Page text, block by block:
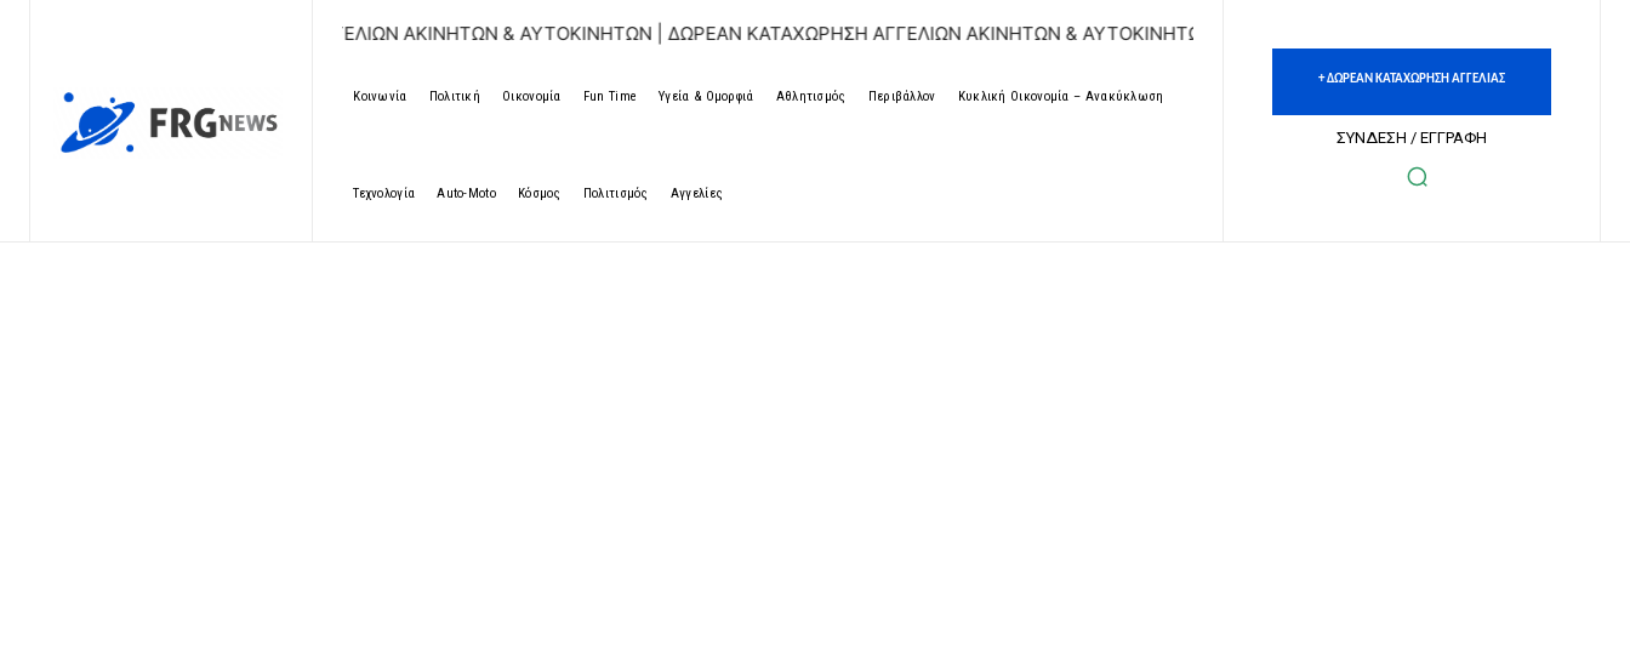
ΚΑΤΑΧΩΡΗΣΗ ΑΓΓΕΛΙΩΝ ΑΚΙΝΗΤΩΝ & ΑΥΤΟΚΙΝΗΤΩΝ | ΔΩΡΕΑΝ ΚΑΤΑΧΩΡΗΣΗ ΑΓΓΕΛΙΩΝ ΑΚΙΝΗΤΩΝ & ΑΥΤΟΚΙΝΗΤΩΝ | ΔΩΡΕΑΝ ΚΑΤΑΧΩΡΗΣΗ ΑΓΓΕΛΙΩΝ ΑΚΙΝΗΤΩΝ &
Κοινωνία Πολιτική Οικονομία Fun Time Υγεία & Ομορφιά Αθλητισμός Περιβάλλον Κυκλική Οικονομία – Ανακύκλωση
Τεχνολογία Auto-Moto Κόσμος Πολιτισμός Αγγελίες
+ ΔΩΡΕΑΝ ΚΑΤΑΧΩΡΗΣΗ ΑΓΓΕΛΙΑΣ
ΣΥΝΔΕΣΗ / ΕΓΓΡΑΦΗ